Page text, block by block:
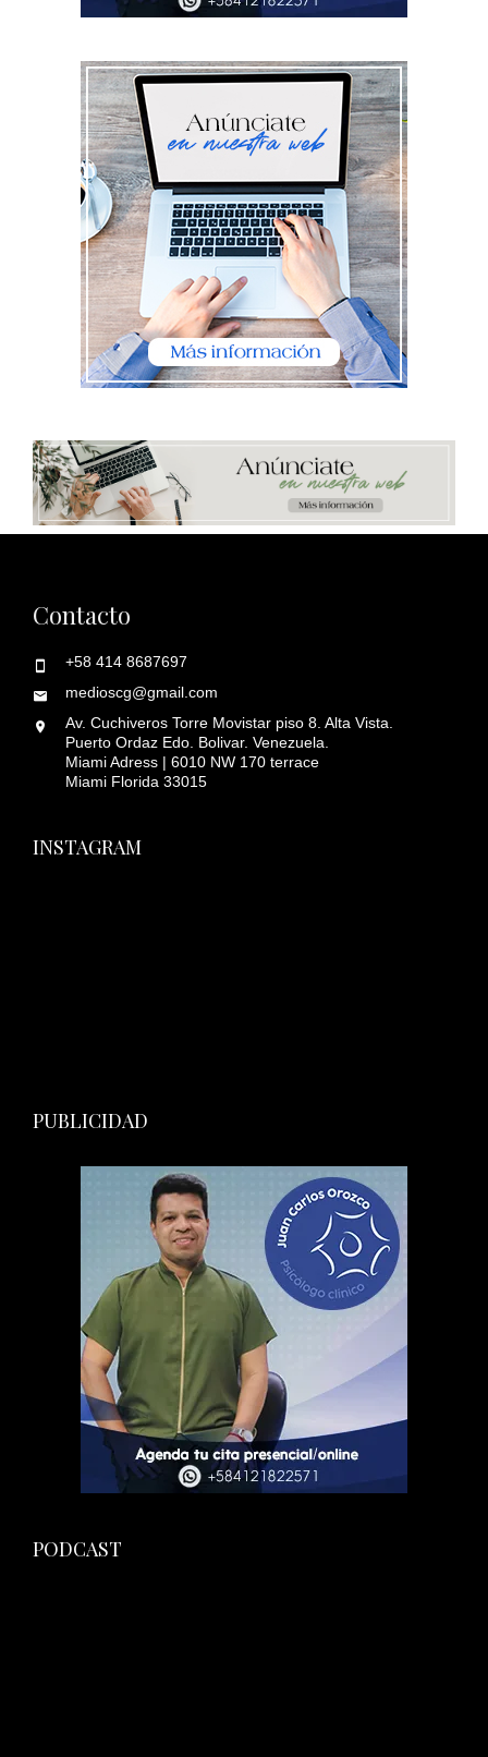
Contacto
+58 414 8687697
medioscg@gmail.com
Av. Cuchiveros Torre Movistar piso 8. Alta Vista.
Puerto Ordaz Edo. Bolivar. Venezuela.
Miami Adress | 6010 NW 170 terrace
Miami Florida 33015
INSTAGRAM
PUBLICIDAD
PODCAST